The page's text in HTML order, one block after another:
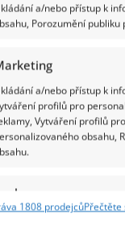
a/nebo přístup k
Porozumění
a/nebo přístup k
profilů pro
Vytváření profilů
obsahu,
1808 prodejcůPřečtěte